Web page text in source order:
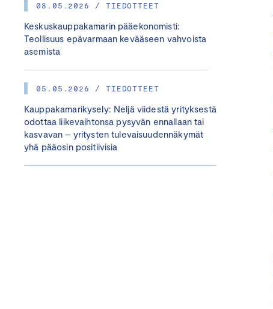
08.05.2026 / TIEDOTTEET
Keskuskauppakamarin pääekonomisti:
Teollisuus epävarmaan kevääseen vahvoista
asemista
05.05.2026 / TIEDOTTEET
Kauppakamarikysely: Neljä viidestä yrityksestä
odottaa liikevaihtonsa pysyvän ennallaan tai
kasvavan – yritysten tulevaisuudennäkymät
yhä pääosin positiivisia